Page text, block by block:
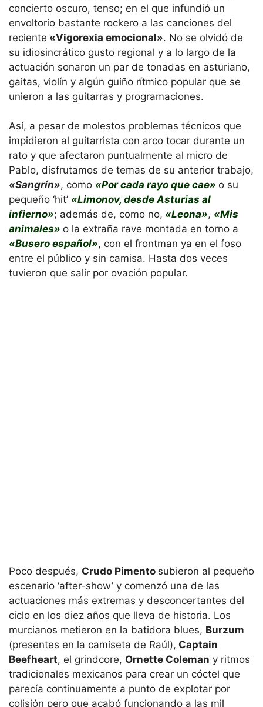
concierto oscuro, tenso; en el que infundió un
envoltorio bastante rockero a las canciones del
reciente «Vigorexia emocional». No se olvidó de
su idiosincrático gusto regional y a lo largo de la
actuación sonaron un par de tonadas en asturiano,
gaitas, violín y algún guiño rítmico popular que se
unieron a las guitarras y programaciones.
Así, a pesar de molestos problemas técnicos que
impidieron al guitarrista con arco tocar durante un
rato y que afectaron puntualmente al micro de
Pablo, disfrutamos de temas de su anterior trabajo,
«Sangrín», como «Por cada rayo que cae» o su
pequeño ‘hit’ «Limonov, desde Asturias al
infierno»; además de, como no, «Leona», «Mis
animales» o la extraña rave montada en torno a
«Busero español», con el frontman ya en el foso
entre el público y sin camisa. Hasta dos veces
tuvieron que salir por ovación popular.
Poco después, Crudo Pimento subieron al pequeño
escenario ‘after-show’ y comenzó una de las
actuaciones más extremas y desconcertantes del
ciclo en los diez años que lleva de historia. Los
murcianos metieron en la batidora blues, Burzum
(presentes en la camiseta de Raúl), Captain
Beefheart, el grindcore, Ornette Coleman y ritmos
tradicionales mexicanos para crear un cóctel que
parecía continuamente a punto de explotar por
colisión pero que acabó funcionando a las mil